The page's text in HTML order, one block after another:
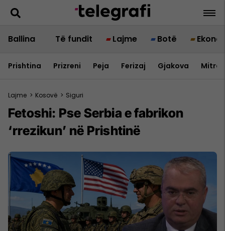
Ballina Të fundit Lajme Botë
Prishtina Prizreni Peja Ferizaj Gjakova
Lajme > Kosovë > Siguri
Fetoshi: Pse Serbia e fabrikon
‘rrezikun’ në Prishtinë